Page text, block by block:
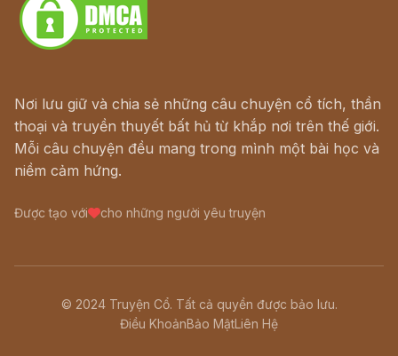
Nơi lưu giữ và chia sẻ những câu chuyện cổ tích, thần
thoại và truyền thuyết bất hủ từ khắp nơi trên thế giới.
Mỗi câu chuyện đều mang trong mình một bài học và
niềm cảm hứng.
Được tạo với cho những người yêu truyện
© 2024 Truyện Cổ. Tất cả quyền được bảo lưu.
Điều KhoảnBảo MậtLiên Hệ